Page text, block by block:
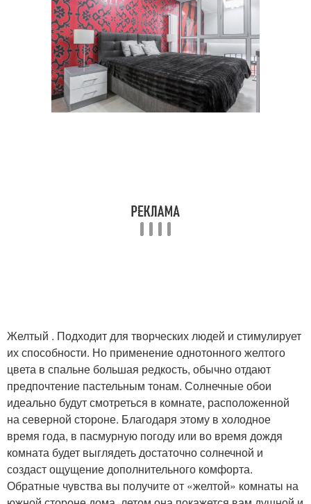
Желтый . Подходит для творческих людей и стимулирует
их способности. Но применение однотонного желтого
цвета в спальне большая редкость, обычно отдают
предпочтение пастельным тонам. Солнечные обои
идеально будут смотреться в комнате, расположенной
на северной стороне. Благодаря этому в холодное
время года, в пасмурную погоду или во время дождя
комната будет выглядеть достаточно солнечной и
создаст ощущение дополнительного комфорта.
Обратные чувства вы получите от «желтой» комнаты на